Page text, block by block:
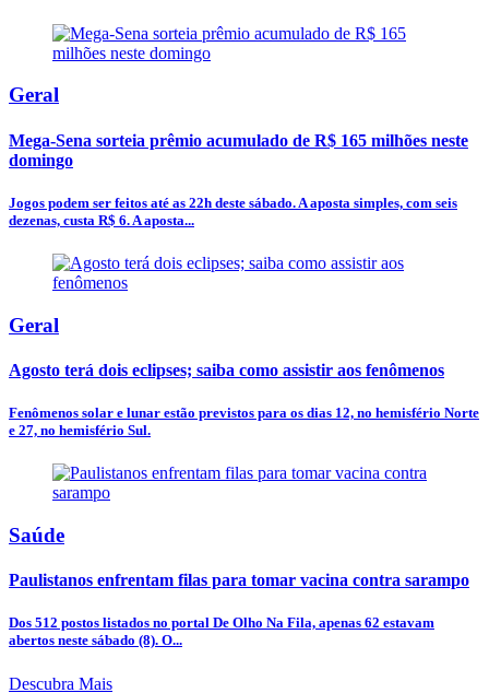
Geral
Mega-Sena sorteia prêmio acumulado de R$ 165 milhões neste
domingo
Jogos podem ser feitos até as 22h deste sábado. A aposta simples, com seis
dezenas, custa R$ 6. A aposta...
Geral
Agosto terá dois eclipses; saiba como assistir aos fenômenos
Fenômenos solar e lunar estão previstos para os dias 12, no hemisfério Norte
e 27, no hemisfério Sul.
Saúde
Paulistanos enfrentam filas para tomar vacina contra sarampo
Dos 512 postos listados no portal De Olho Na Fila, apenas 62 estavam
abertos neste sábado (8). O...
Descubra Mais